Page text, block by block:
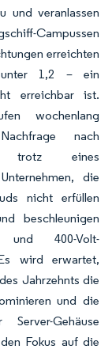
und veranlassen
Campussen
erreichten
unter 1,2 – ein
erreichbar ist.
wochenlang
nach
trotz eines
die
nicht erfüllen
beschleunigen
und 400-Volt-
Es wird erwartet,
Jahrzehnts die
und die
Gehäuse
Fokus auf die